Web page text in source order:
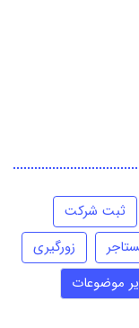
ثبت شرکت
زورگیری
موضوعات